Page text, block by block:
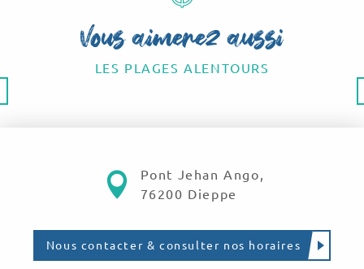
Vous aimerez aussi
LES PLAGES ALENTOURS
Pont Jehan Ango,
76200 Dieppe
Nous contacter & consulter nos horaires